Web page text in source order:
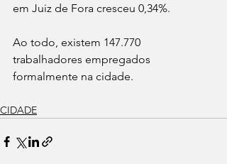
em Juiz de Fora cresceu 0,34%.
Ao todo, existem 147.770
trabalhadores empregados
formalmente na cidade.
CIDADE